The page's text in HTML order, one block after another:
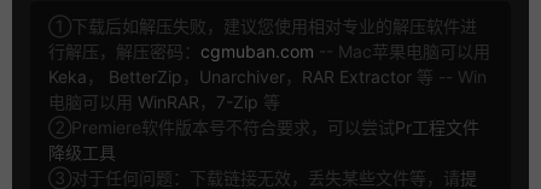
①下载后如解压失败，建议您使用相对专业的解压软件进
行解压，解压密码： cgmuban.com -- Mac苹果电脑可以用
Keka ， BetterZip ， Unarchiver， RAR Extractor 等 -- Win
电脑可以用 WinRAR ， 7-Zip 等
②Premiere软件版本号不符合要求，可以尝试Pr工程文件
降级工具
③对于任何问题：下载链接无效，丢失某些文件等，请提